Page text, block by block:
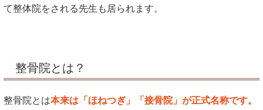
て整体院をされる先生も居られます。
整骨院とは？
整骨院とは本来は「ほねつぎ」「接骨院」が正式名称です。